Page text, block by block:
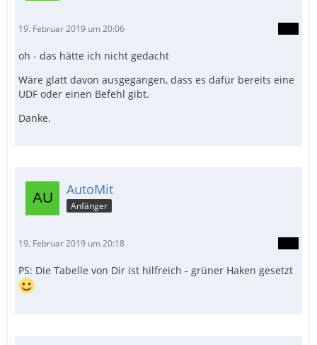
19. Februar 2019 um 20:06
oh - das hätte ich nicht gedacht
Wäre glatt davon ausgegangen, dass es dafür bereits eine
UDF oder einen Befehl gibt.
Danke.
AutoMit
Anfänger
19. Februar 2019 um 20:18
PS: Die Tabelle von Dir ist hilfreich - grüner Haken gesetzt